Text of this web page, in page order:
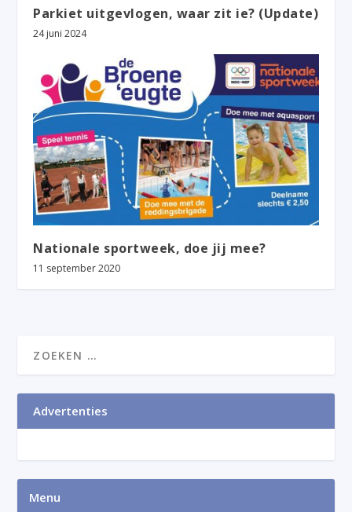
Parkiet uitgevlogen, waar zit ie? (Update)
24 juni 2024
Nationale sportweek, doe jij mee?
11 september 2020
Advertenties
Menu